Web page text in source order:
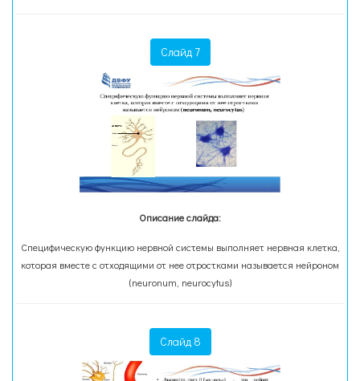
Слайд 7
Описание слайда:
Специфическую функцию нервной системы выполняет нервная клетка,
которая вместе с отходящими от нее отростками называется нейроном
(neuronum, neurocytus)
Слайд 8